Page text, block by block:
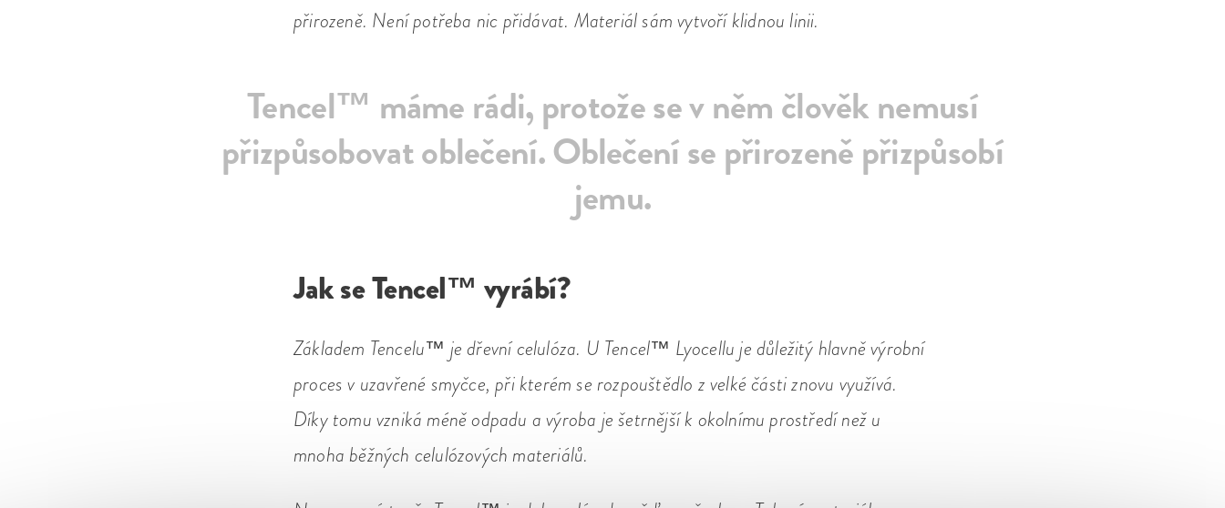
přirozeně. Není potřeba nic přidávat. Materiál sám vytvoří klidnou linii.
Tencel™ máme rádi, protože se v něm člověk nemusí
přizpůsobovat oblečení. Oblečení se přirozeně přizpůsobí
jemu.
Jak se Tencel™ vyrábí?
Základem Tencelu™ je dřevní celulóza. U Tencel™ Lyocellu je důležitý hlavně výrobní
proces v uzavřené smyčce, při kterém se rozpouštědlo z velké části znovu využívá.
Díky tomu vzniká méně odpadu a výroba je šetrnější k okolnímu prostředí než u
mnoha běžných celulózových materiálů.